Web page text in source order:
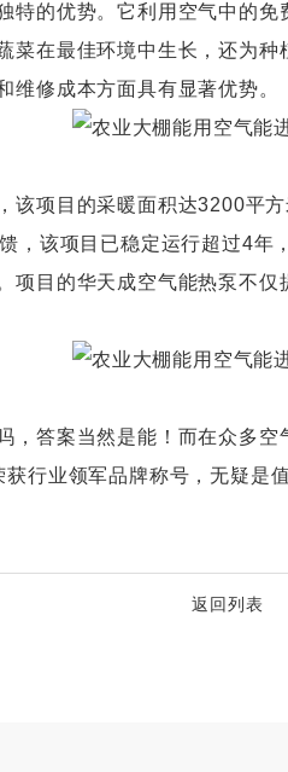
的优势。它利用空气中的免
菜在最佳环境中生长，还为
维修成本方面具有显著优势。
项目的采暖面积达3200平方
，该项目已稳定运行超过4
项目的华天成空气能热泵不
答案当然是能！而在众多空
行业领军品牌称号，无疑是
返回列表